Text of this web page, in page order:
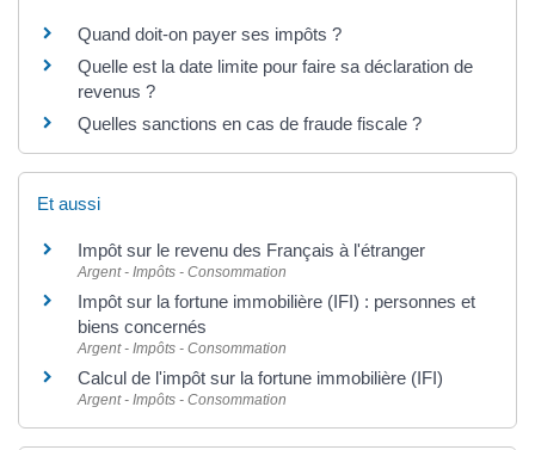
Quand doit-on payer ses impôts ?
Quelle est la date limite pour faire sa déclaration de
revenus ?
Quelles sanctions en cas de fraude fiscale ?
Et aussi
Impôt sur le revenu des Français à l'étranger
Argent - Impôts - Consommation
Impôt sur la fortune immobilière (IFI) : personnes et
biens concernés
Argent - Impôts - Consommation
Calcul de l'impôt sur la fortune immobilière (IFI)
Argent - Impôts - Consommation